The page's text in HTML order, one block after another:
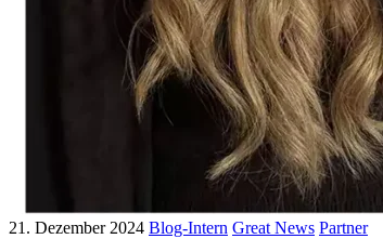
21. Dezember 2024 Blog-Intern Great News Partner